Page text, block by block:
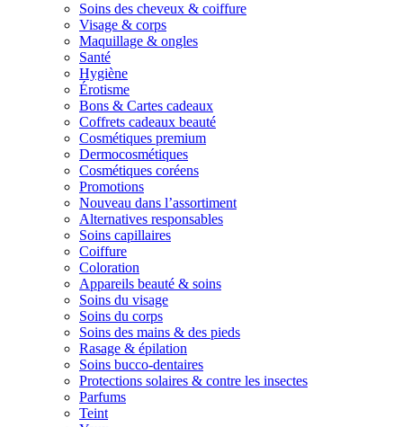
Soins des cheveux & coiffure
Visage & corps
Maquillage & ongles
Santé
Hygiène
Érotisme
Bons & Cartes cadeaux
Coffrets cadeaux beauté
Cosmétiques premium
Dermocosmétiques
Cosmétiques coréens
Promotions
Nouveau dans l’assortiment
Alternatives responsables
Soins capillaires
Coiffure
Coloration
Appareils beauté & soins
Soins du visage
Soins du corps
Soins des mains & des pieds
Rasage & épilation
Soins bucco-dentaires
Protections solaires & contre les insectes
Parfums
Teint